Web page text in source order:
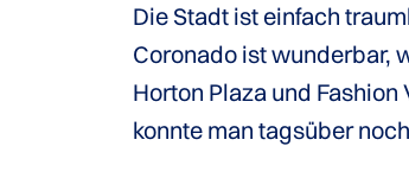
Die Stadt ist einfach
Coronado ist wunderbar,
Horton Plaza und
konnte man tagsüber